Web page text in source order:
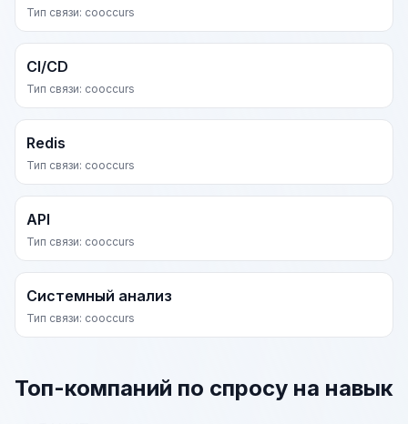
Тип связи: cooccurs
CI/CD
Тип связи: cooccurs
Redis
Тип связи: cooccurs
API
Тип связи: cooccurs
Системный анализ
Тип связи: cooccurs
Топ-компаний по спросу на навык